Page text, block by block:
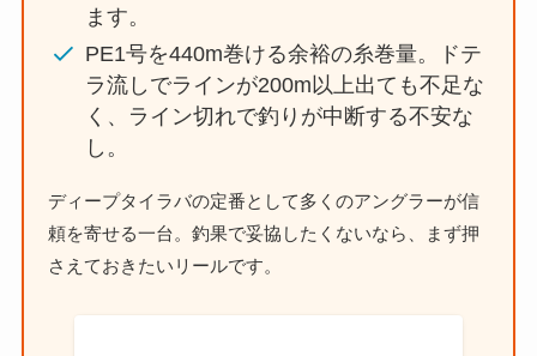
ます。
PE1号を440m巻ける余裕の糸巻量。ドテ
ラ流しでラインが200m以上出ても不足な
く、ライン切れで釣りが中断する不安な
し。
ディープタイラバの定番として多くのアングラーが信
頼を寄せる一台。釣果で妥協したくないなら、まず押
さえておきたいリールです。